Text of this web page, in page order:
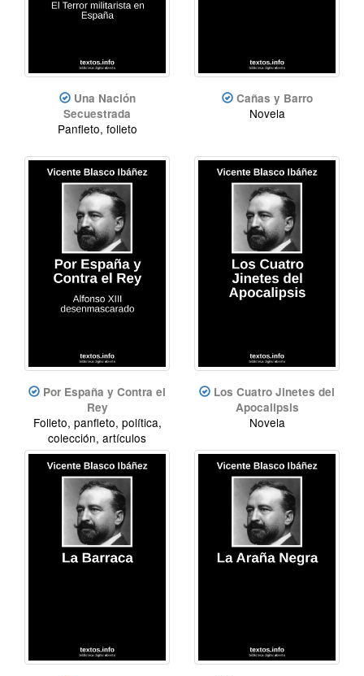
Una Nación
Secuestrada
Panfleto, folleto
Cañas y Barro
Novela
Por España y Contra el
Rey
Folleto, panfleto, política,
colección, artículos
Los Cuatro Jinetes del
Apocalipsis
Novela